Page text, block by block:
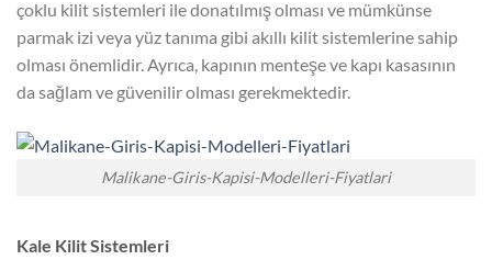
çoklu kilit sistemleri ile donatılmış olması ve mümkünse
parmak izi veya yüz tanıma gibi akıllı kilit sistemlerine sahip
olması önemlidir. Ayrıca, kapının menteşe ve kapı kasasının
da sağlam ve güvenilir olması gerekmektedir.
Malikane-Giris-Kapisi-Modelleri-Fiyatlari
Kale Kilit Sistemleri